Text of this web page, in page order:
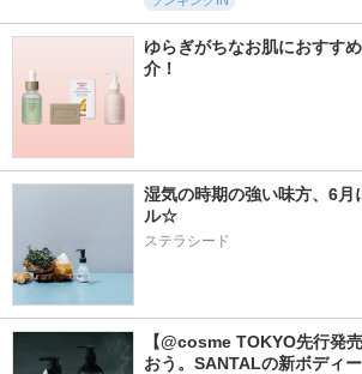
ゆらぎがちなお肌におすす
介！
湿気の時期の強い味方、6月
ル☆
ステラシード
【@cosme TOKYO先行発
おう。SANTALの新ボディ